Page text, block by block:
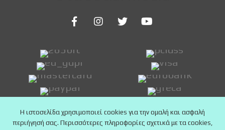
Η ιστοσελίδα χρησιμοποιεί cookies για την ομαλή και ασφαλή
περιήγησή σας. Περισσότερες πληροφορίες σχετικά με τα cookies,